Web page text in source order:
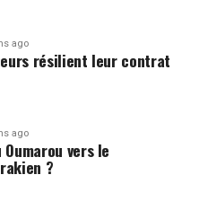
ago
résilient leur contrat
ago
Oumarou vers le
?